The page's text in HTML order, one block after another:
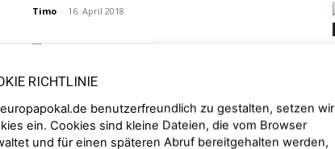
Timo - 16. April 2018
Fußballer der Welt
Timo - 14. January 2018
RICHTLINIE
benutzerfreundlich zu gestalten, setzen wir
ein. Cookies sind kleine Dateien, die vom Browser
und für einen späteren Abruf bereitgehalten werden,